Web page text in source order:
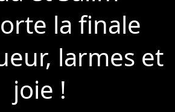
la finale
larmes et
joie !